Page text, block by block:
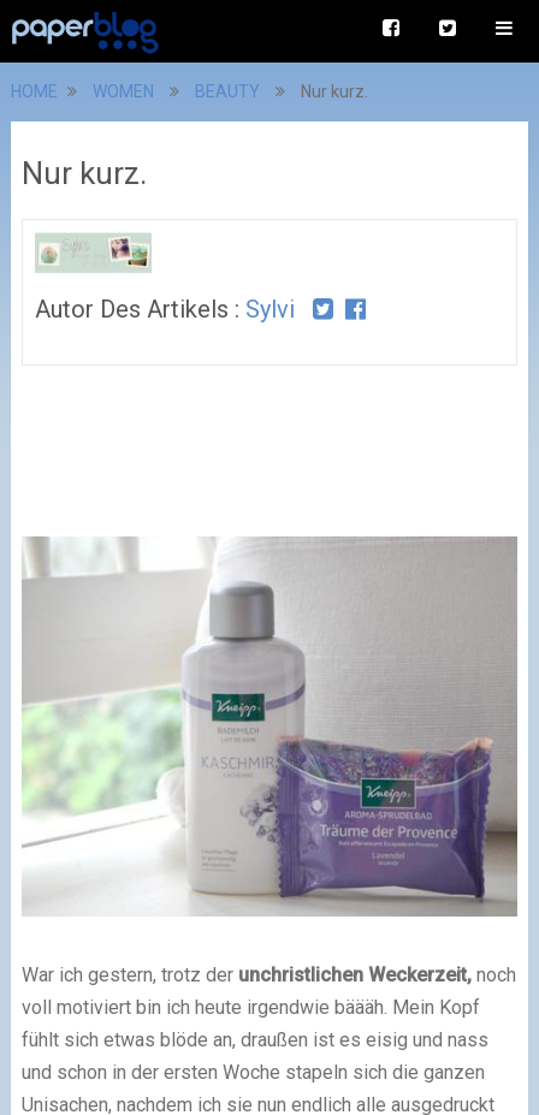
HOME WOMEN BEAUTY Nur kurz.
Nur kurz.
Autor Des Artikels : Sylvi
War ich gestern, trotz der unchristlichen Weckerzeit,noch
voll motiviert bin ich heute irgendwie bäääh. Mein Kopf
fühlt sich etwas blöde an, draußen ist es eisig und nass
und schon in der ersten Woche stapeln sich die ganzen
Unisachen, nachdem ich sie nun endlich alle ausgedruckt